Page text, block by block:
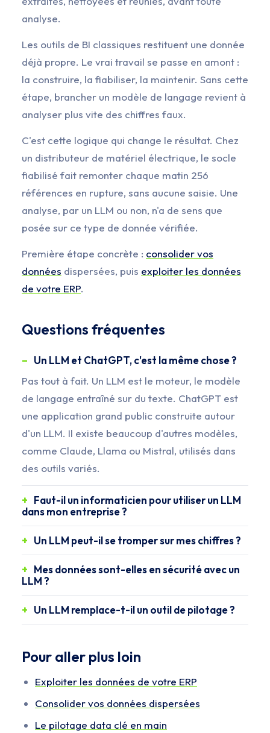
analyse.
Les outils de BI classiques restituent une donnée
déjà propre. Le vrai travail se passe en amont :
la construire, la fiabiliser, la maintenir. Sans cette
étape, brancher un modèle de langage revient à
analyser plus vite des chiffres faux.
C'est cette logique qui change le résultat. Chez
un distributeur de matériel électrique, le socle
fiabilisé fait remonter chaque matin 256
références en rupture, sans aucune saisie. Une
analyse, par un LLM ou non, n'a de sens que
posée sur ce type de donnée vérifiée.
Première étape concrète : consolider vos
données dispersées, puis exploiter les données
de votre ERP.
Questions fréquentes
Un LLM et ChatGPT, c'est la même chose ?
Pas tout à fait. Un LLM est le moteur, le modèle
de langage entraîné sur du texte. ChatGPT est
une application grand public construite autour
d'un LLM. Il existe beaucoup d'autres modèles,
comme Claude, Llama ou Mistral, utilisés dans
des outils variés.
Faut-il un informaticien pour utiliser un LLM
dans mon entreprise ?
Un LLM peut-il se tromper sur mes chiffres ?
Mes données sont-elles en sécurité avec un
LLM ?
Un LLM remplace-t-il un outil de pilotage ?
Pour aller plus loin
Exploiter les données de votre ERP
Consolider vos données dispersées
Le pilotage data clé en main